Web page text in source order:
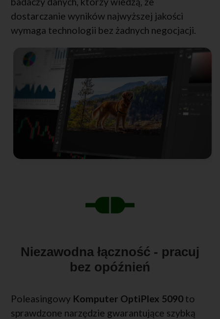
dostarczanie wyników najwyższej jakości
wymaga technologii bez żadnych negocjacji.
Niezawodna łączność - pracuj
bez opóźnień
Poleasingowy Komputer OptiPlex 5090 to
sprawdzone narzędzie gwarantujące szybką